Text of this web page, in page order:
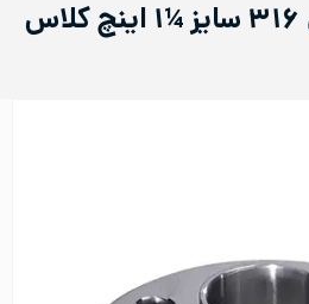
فلنج گلودار استیل ۳۱۶ سایز ¼۱ اینچ کلاس